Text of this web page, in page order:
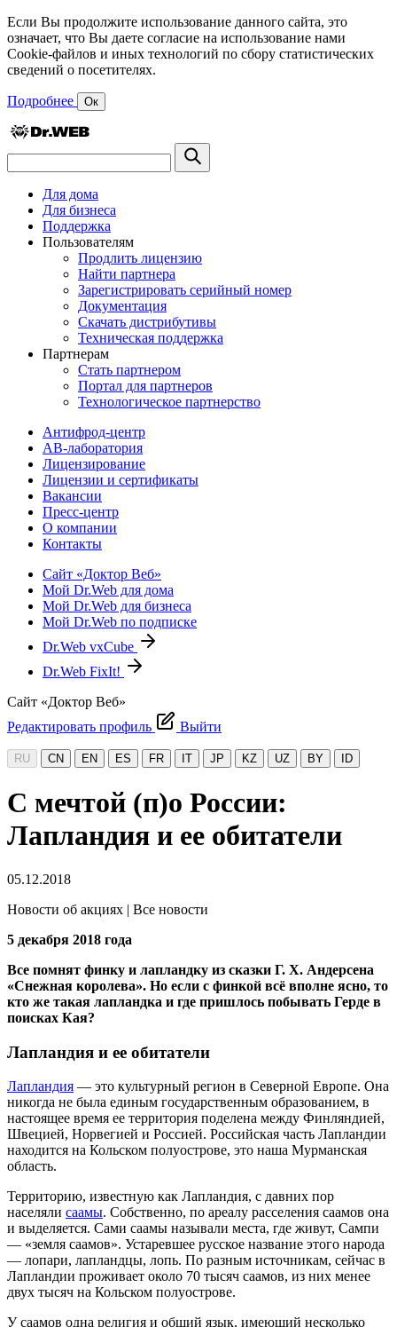
Если Вы продолжите использование данного сайта, это
означает, что Вы даете согласие на использование нами
Cookie-файлов и иных технологий по сбору статистических
сведений о посетителях.
Подробнее Ок
Для дома
Для бизнеса
Поддержка
Пользователям
Продлить лицензию
Найти партнера
Зарегистрировать серийный номер
Документация
Скачать дистрибутивы
Техническая поддержка
Партнерам
Стать партнером
Портал для партнеров
Технологическое партнерство
Антифрод-центр
АВ-лаборатория
Лицензирование
Лицензии и сертификаты
Вакансии
Пресс-центр
О компании
Контакты
Сайт «Доктор Веб»
Мой Dr.Web для дома
Мой Dr.Web для бизнеса
Мой Dr.Web по подписке
Dr.Web vxCube
Dr.Web FixIt!
Сайт «Доктор Веб»
Редактировать профиль
Выйти
RU CN EN ES FR IT JP KZ UZ BY ID
С мечтой (п)о России:
Лапландия и ее обитатели
05.12.2018
Новости об акциях | Все новости
5 декабря 2018 года
Все помнят финку и лапландку из сказки Г. Х. Андерсена
«Снежная королева». Но если с финкой всё вполне ясно, то
кто же такая лапландка и где пришлось побывать Герде в
поисках Кая?
Лапландия и ее обитатели
Лапландия — это культурный регион в Северной Европе. Она
никогда не была единым государственным образованием, в
настоящее время ее территория поделена между Финляндией,
Швецией, Норвегией и Россией. Российская часть Лапландии
находится на Кольском полуострове, это наша Мурманская
область.
Территорию, известную как Лапландия, с давних пор
населяли саамы. Собственно, по ареалу расселения саамов она
и выделяется. Сами саамы называли места, где живут, Сампи
— «земля саамов». Устаревшее русское название этого народа
— лопари, лапландцы, лопь. По разным источникам, сейчас в
Лапландии проживает около 70 тысяч саамов, из них менее
двух тысяч на Кольском полуострове.
У саамов одна религия и общий язык, имеющий несколько